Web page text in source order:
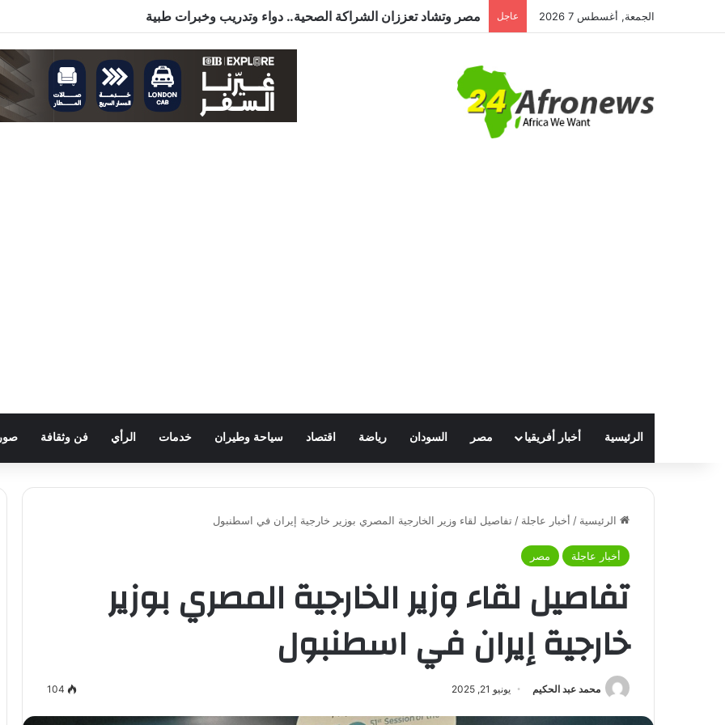
الجمعة, أغسطس 7 2026 عاجل مصر وتشاد تعززان الشراكة الصحية.. دواء وتدريب وخبرات طبية
الرئيسية أخبار أفريقيا مصر السودان رياضة اقتصاد سياحة وطيران خدمات الرأي فن وثقافة
الرئيسية / أخبار عاجلة / تفاصيل لقاء وزير الخارجية المصري بوزير خارجية إيران في اسطنبول
أخبار عاجلة مصر
تفاصيل لقاء وزير الخارجية المصري بوزير
خارجية إيران في اسطنبول
محمد عبد الحكيم يونيو 21, 2025 104